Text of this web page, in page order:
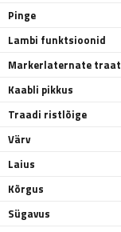
Pinge
Lambi funktsioonid
Markerlaternate traat
Kaabli pikkus
Traadi ristlõige
Värv
Laius
Kõrgus
Sügavus